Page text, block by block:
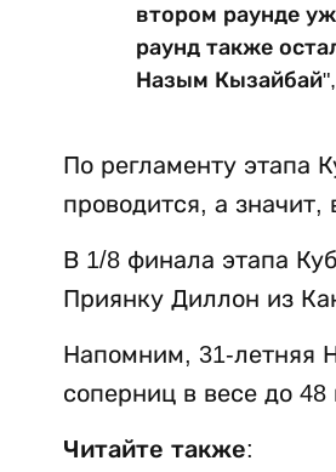
втором раунде
раунд также
Назым
По регламенту этапа
проводится, а
В 1/8 финала этапа
Приянку Диллон из
Напомним, 31-летняя
соперниц в весе до
Читайте также: